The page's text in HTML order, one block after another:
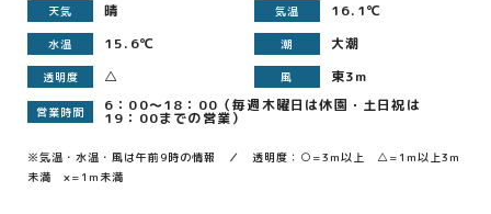
天気 晴 気温 16.1℃
水温 15.6℃ 潮 大潮
透明度 △ 風 東3m
営業時間 6：00～18：00（毎週木曜日は休園・土日祝は
19：00までの営業）
※気温・水温・風は午前9時の情報 ／ 透明度：○=3m以上 △=1m以上3m
未満 ×=1m未満